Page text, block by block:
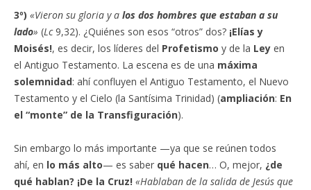
3º) «Vieron su gloria y a los dos hombres que estaban a su
lado» (Lc9,32). ¿Quiénes son esos “otros” dos? ¡Elías y
Moisés!, es decir, los líderes del Profetismo y de la Ley en
el Antiguo Testamento. La escena es de una máxima
solemnidad: ahí confluyen el Antiguo Testamento, el Nuevo
Testamento y el Cielo (la Santísima Trinidad) (ampliación: En
el “monte” de la Transfiguración).
Sin embargo lo más importante —ya que se reúnen todos
ahí, en lo más alto— es saber qué hacen… O, mejor, ¿de
qué hablan? ¡De la Cruz! «Hablaban de la salida de Jesús que